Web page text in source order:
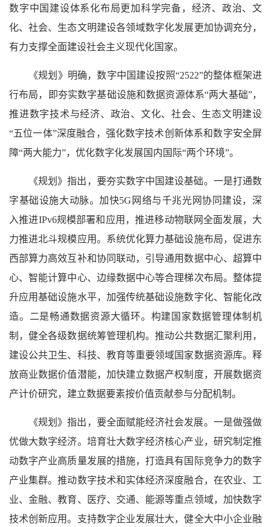
数字中国建设体系化布局更加科学完备，经济、政治、文
化、社会、生态文明建设各领域数字化发展更加协调充分，
有力支撑全面建设社会主义现代化国家。
《规划》明确，数字中国建设按照“2522”的整体框架进
行布局，即夯实数字基础设施和数据资源体系“两大基础”，
推进数字技术与经济、政治、文化、社会、生态文明建设
“五位一体”深度融合，强化数字技术创新体系和数字安全屏
障“两大能力”，优化数字化发展国内国际“两个环境”。
《规划》指出，要夯实数字中国建设基础。一是打通数
字基础设施大动脉。加快5G网络与千兆光网协同建设，深
入推进IPv6规模部署和应用，推进移动物联网全面发展，大
力推进北斗规模应用。系统优化算力基础设施布局，促进东
西部算力高效互补和协同联动，引导通用数据中心、超算中
心、智能计算中心、边缘数据中心等合理梯次布局。整体提
升应用基础设施水平，加强传统基础设施数字化、智能化改
造。二是畅通数据资源大循环。构建国家数据管理体制机
制，健全各级数据统筹管理机构。推动公共数据汇聚利用，
建设公共卫生、科技、教育等重要领域国家数据资源库。释
放商业数据价值潜能，加快建立数据产权制度，开展数据资
产计价研究，建立数据要素按价值贡献参与分配机制。
《规划》指出，要全面赋能经济社会发展。一是做强做
优做大数字经济。培育壮大数字经济核心产业，研究制定推
动数字产业高质量发展的措施，打造具有国际竞争力的数字
产业集群。推动数字技术和实体经济深度融合，在农业、工
业、金融、教育、医疗、交通、能源等重点领域，加快数字
技术创新应用。支持数字企业发展壮大，健全大中小企业融